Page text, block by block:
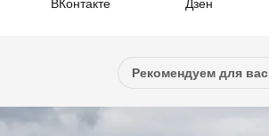
ВКонтакте Дзен
Рекомендуем для вас